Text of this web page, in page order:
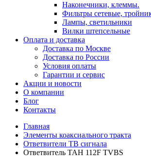
Наконечники, клеммы.
Фильтры сетевые,
Лампы, светильники
Вилки штепсельные
Оплата и доставка
Доставка по Москве
Доставка по России
Условия оплаты
Гарантии и сервис
Акции и новости
О компании
Блог
Контакты
Главная
Элементы коаксиального тракта
Ответвители ТВ сигнала
Ответвитель TAH 112F TVBS